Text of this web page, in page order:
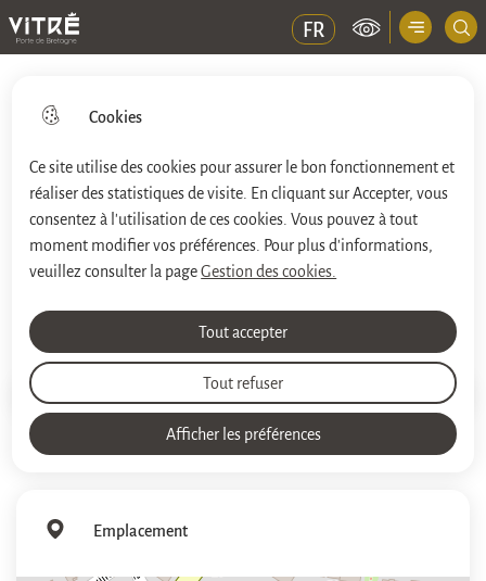
Cookies
Ce site utilise des cookies pour assurer le bon fonctionnement et
réaliser des statistiques de visite. En cliquant sur Accepter, vous
consentez à l'utilisation de ces cookies. Vous pouvez à tout
moment modifier vos préférences. Pour plus d'informations,
veuillez consulter la pageGestion des cookies.
Afficher les préférences
Tout accepter
Tout refuser
Aller
au
menu
Aller à la
recherche
Aller au
contenu
principal
Consulter le
plan du site
Ville de Vitré FR Menu principal
Cimetière Saint-Gilles
Accueil
Emplacement